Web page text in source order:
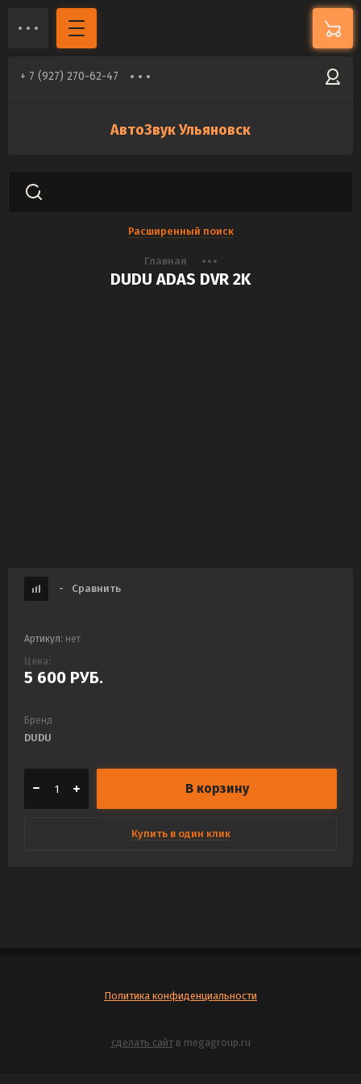
+ 7 (927) 270-62-47
АвтоЗвук Ульяновск
Расширенный поиск
Главная
DUDU ADAS DVR 2K
- Сравнить
Артикул: нет
Цена:
5 600 РУБ.
Бренд
DUDU
В корзину
Купить в один клик
Политика конфиденциальности
сделать сайтв megagroup.ru